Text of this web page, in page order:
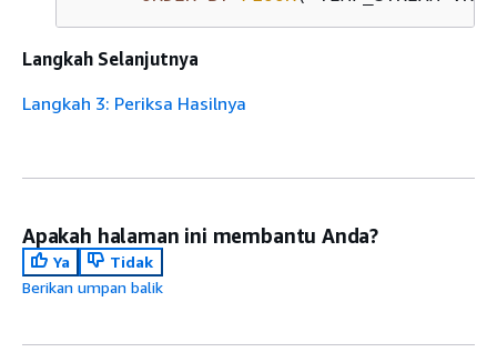
Langkah Selanjutnya
Langkah 3: Periksa Hasilnya
Apakah halaman ini membantu Anda?
Ya
Tidak
Berikan umpan balik